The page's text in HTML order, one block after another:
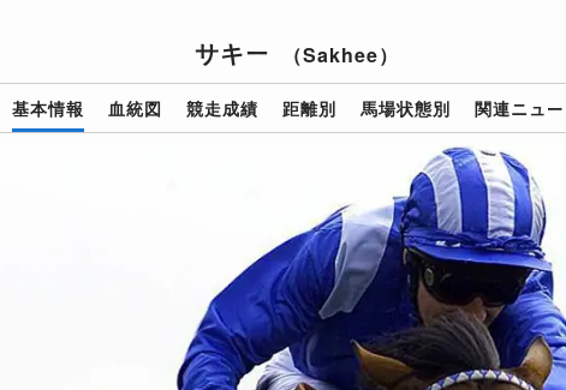
サキー （Sakhee）
基本情報 血統図 競走成績 距離別 馬場状態別 関連ニュ